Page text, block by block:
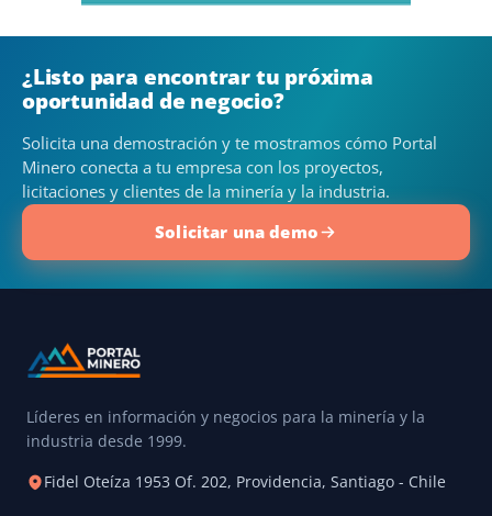
¿Listo para encontrar tu próxima
oportunidad de negocio?
Solicita una demostración y te mostramos cómo Portal
Minero conecta a tu empresa con los proyectos,
licitaciones y clientes de la minería y la industria.
Solicitar una demo
Líderes en información y negocios para la minería y la
industria desde 1999.
Fidel Oteíza 1953 Of. 202, Providencia, Santiago - Chile